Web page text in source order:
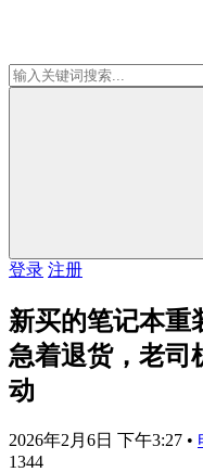
登录 注册
新买的笔记本重
急着退货，老司
动
2026年2月6日 下午3:27 •
1344